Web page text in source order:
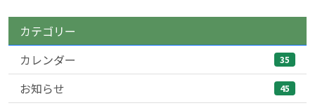
カテゴリー
カレンダー
35
お知らせ 45